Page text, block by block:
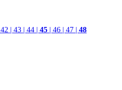
42 | 43 | 44 | 45 | 46 | 47 | 48